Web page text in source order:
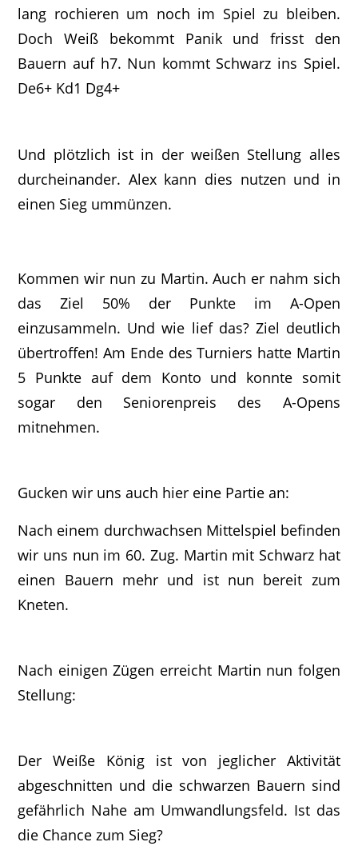
lang rochieren um noch im Spiel zu bleiben.
Doch Weiß bekommt Panik und frisst den
Bauern auf h7. Nun kommt Schwarz ins Spiel.
De6+ Kd1 Dg4+
Und plötzlich ist in der weißen Stellung alles
durcheinander. Alex kann dies nutzen und in
einen Sieg ummünzen.
Kommen wir nun zu Martin. Auch er nahm sich
das Ziel 50% der Punkte im A-Open
einzusammeln. Und wie lief das? Ziel deutlich
übertroffen! Am Ende des Turniers hatte Martin
5 Punkte auf dem Konto und konnte somit
sogar den Seniorenpreis des A-Opens
mitnehmen.
Gucken wir uns auch hier eine Partie an:
Nach einem durchwachsen Mittelspiel befinden
wir uns nun im 60. Zug. Martin mit Schwarz hat
einen Bauern mehr und ist nun bereit zum
Kneten.
Nach einigen Zügen erreicht Martin nun folgen
Stellung:
Der Weiße König ist von jeglicher Aktivität
abgeschnitten und die schwarzen Bauern sind
gefährlich Nahe am Umwandlungsfeld. Ist das
die Chance zum Sieg?